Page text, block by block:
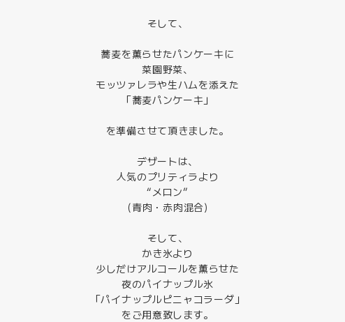
そして、
蕎麦を薫らせたパンケーキに
菜園野菜、
モッツァレラや生ハムを添えた
「蕎麦パンケーキ」
を準備させて頂きました。
デザートは、
人気のプリティラより
“メロン”
(青肉・赤肉混合)
そして、
かき氷より
少しだけアルコールを薫らせた
夜のパイナップル氷
「パイナップルピニャコラーダ」
をご用意致します。